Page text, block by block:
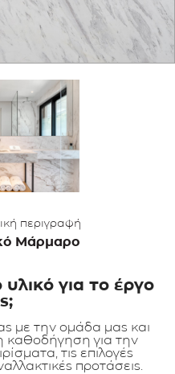
περιγραφή
Μάρμαρο
για το έργο
με την ομάδα μας και
καθοδήγηση για την
τις επιλογές
προτάσεις.